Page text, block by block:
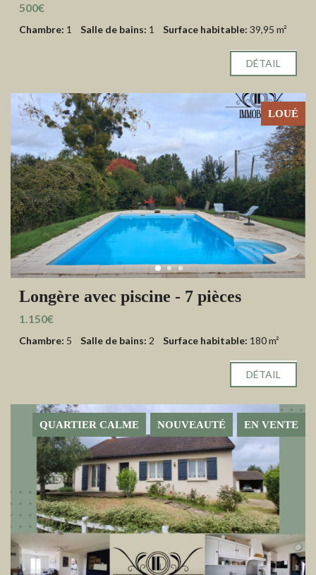
500€
Chambre: 1 Salle de bains: 1 Surface habitable: 39,95 m²
DÉTAIL
LOUÉ
Longère avec piscine - 7 pièces
1.150€
Chambre: 5 Salle de bains: 2 Surface habitable: 180 m²
DÉTAIL
EN VENTE
NOUVEAUTÉ
QUARTIER CALME